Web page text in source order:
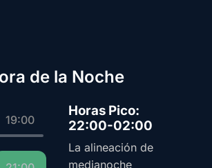
de la Noche
19:00
Horas Pico:
22:00-02:00
La alineación de
medianoche